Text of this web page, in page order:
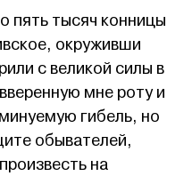
пять тысяч конницы
окруживши
с великой силы в
мне роту и
гибель, но
обывателей,
на